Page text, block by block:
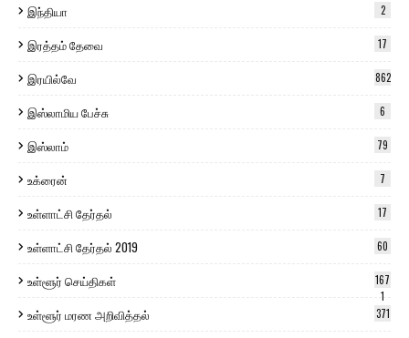
இந்தியா 2
இரத்தம் தேவை 17
இரயில்வே 862
இஸ்லாமிய பேச்சு 6
இஸ்லாம் 79
உக்ரைன் 7
உள்ளாட்சி தேர்தல் 17
உள்ளாட்சி தேர்தல் 2019 60
உள்ளூர் செய்திகள்
167
1
உள்ளூர் மரண அறிவித்தல் 371